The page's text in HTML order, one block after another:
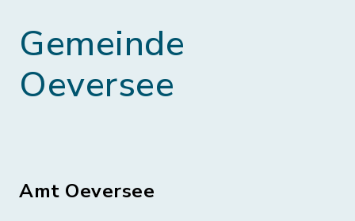
Gemeinde
Oeversee
Amt Oeversee